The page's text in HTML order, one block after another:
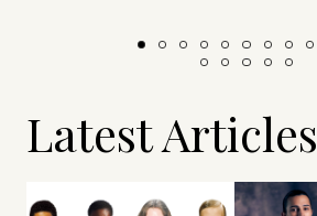
Latest Articles